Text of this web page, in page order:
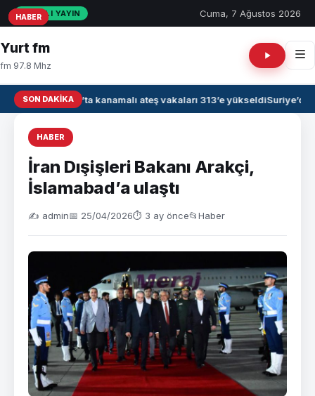
CANLI YAYIN Cuma, 7 Ağustos 2026
Yurt fm
fm 97.8 Mhz
SON DAKIKAIrak’ta kanamalı ateş vakaları 313’e yükseldiSuriye’de
HABER
İran Dışişleri Bakanı Arakçi,
İslamabad’a ulaştı
✍️ admin📅 25/04/2026⏱ 3 ay önce📂Haber
HABER
HABER
HABER